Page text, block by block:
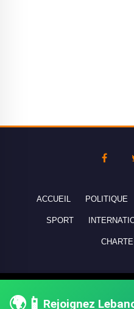
🌍📱 Rejoignez
ACCUEIL POLITIQUE
SPORT
réservés - All